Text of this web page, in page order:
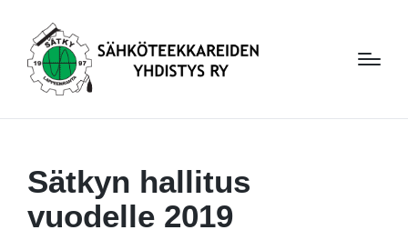
Sätkyn hallitus
vuodelle 2019